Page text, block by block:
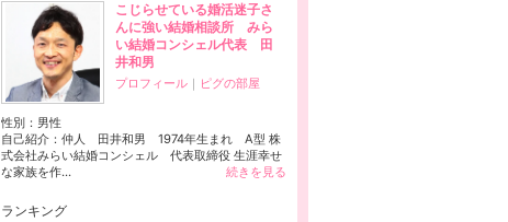
こじらせている婚活迷子さ
んに強い結婚相談所 みら
い結婚コンシェル代表 田
井和男
プロフィール ｜ ピグの部屋
性別： 男性
自己紹介：仲人 田井和男 1974年生まれ A型 株
式会社みらい結婚コンシェル 代表取締役 生涯幸せ
な家族を作...
続きを見る
ランキング